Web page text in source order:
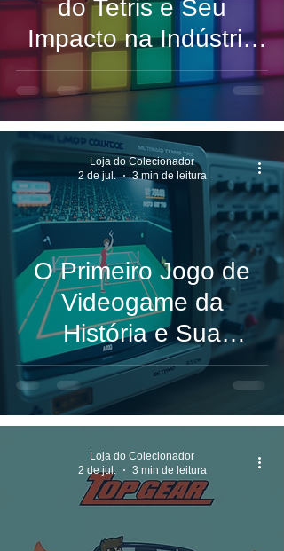
do Tetris e Seu
Impacto na Indústria
dos Videogames
O Primeiro Jogo de
Videogame da
História e Sua
Importância na
Indústria dos Games
Loja do Colecionador
2 de jul.
3 min de leitura
Loja do Colecionador
2 de jul.
3 min de leitura